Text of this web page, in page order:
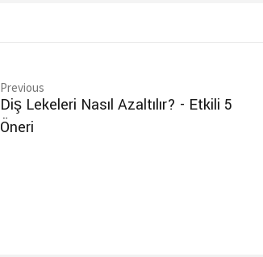
Previous
Diş Lekeleri Nasıl Azaltılır? - Etkili 5
Öneri